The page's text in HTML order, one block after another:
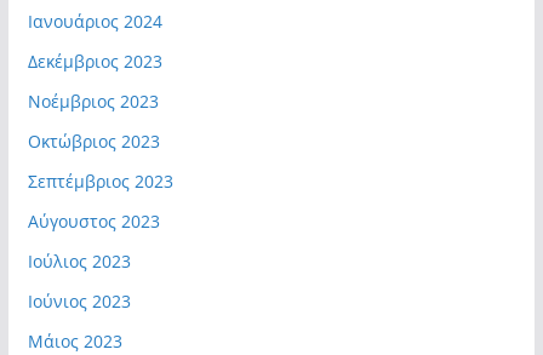
Ιανουάριος 2024
Δεκέμβριος 2023
Νοέμβριος 2023
Οκτώβριος 2023
Σεπτέμβριος 2023
Αύγουστος 2023
Ιούλιος 2023
Ιούνιος 2023
Μάιος 2023